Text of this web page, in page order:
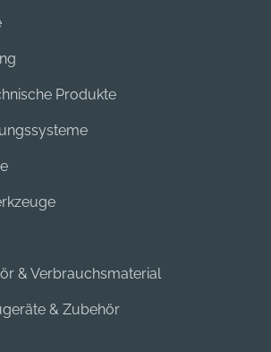
Produkte
& Verbrauchsmaterial
& Zubehör